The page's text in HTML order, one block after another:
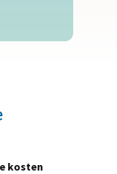
kosten